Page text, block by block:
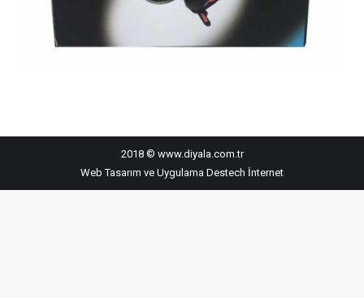
2018 © www.diyala.com.tr
Web Tasarım ve Uygulama Destech İnternet